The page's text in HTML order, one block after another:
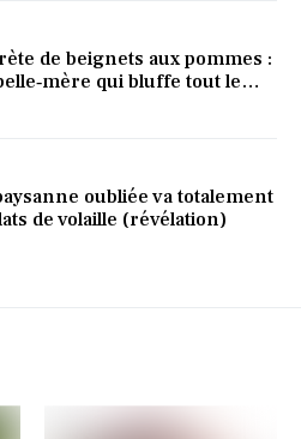
de beignets aux pommes :
qui bluffe tout le
oubliée va totalement
de volaille (révélation)